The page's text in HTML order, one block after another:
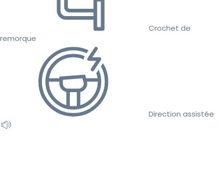
Crochet de
remorque
Direction assistée